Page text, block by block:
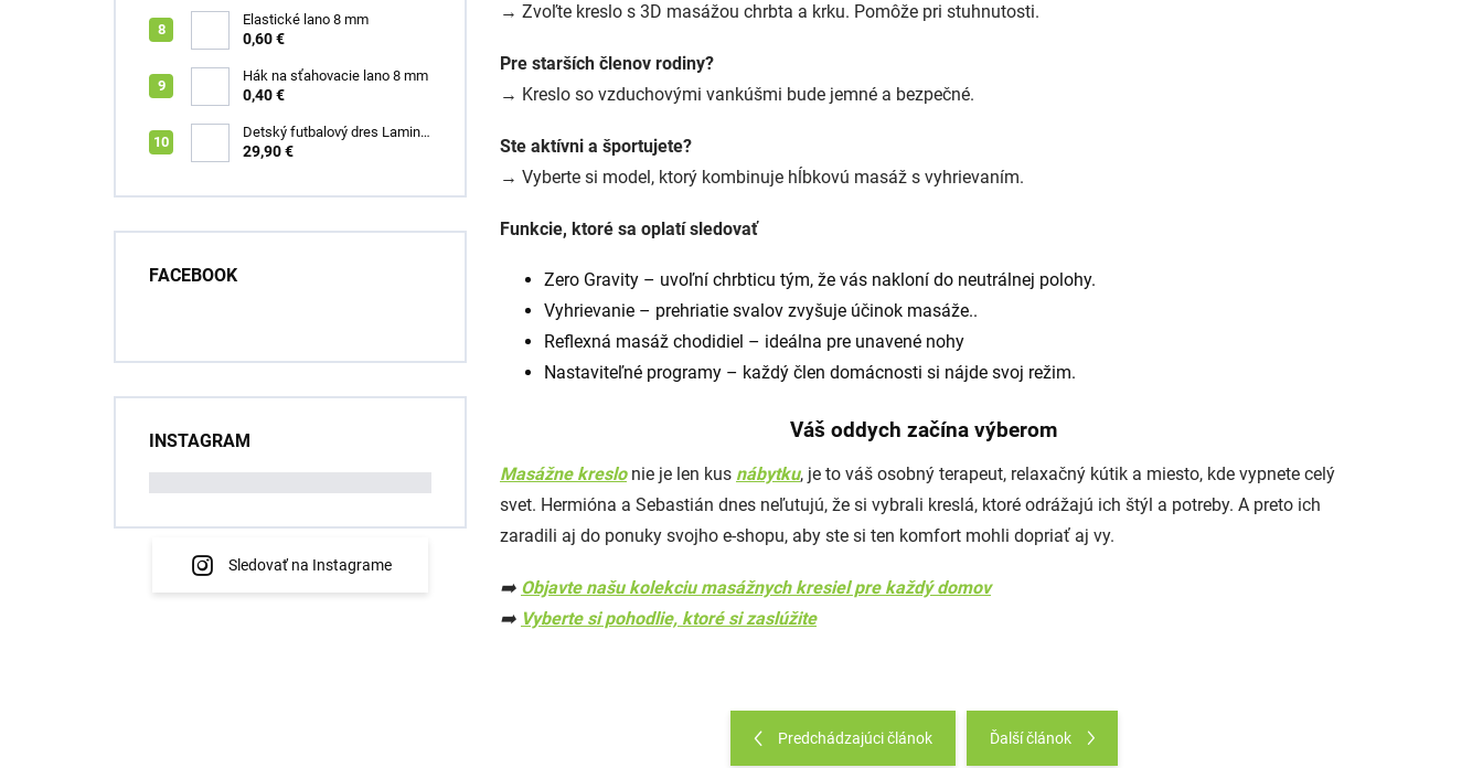
Elastické lano 8 mm
0,60 €
Hák na sťahovacie lano 8 mm
0,40 €
Detský futbalový dres Lamine
Yamal FC Barcelona
29,90 €
FACEBOOK
INSTAGRAM
Sledovať na Instagrame
→ Zvoľte kreslo s 3D masážou chrbta a krku. Pomôže pri stuhnutosti.
Pre starších členov rodiny?
→ Kreslo so vzduchovými vankúšmi bude jemné a bezpečné.
Ste aktívni a športujete?
→ Vyberte si model, ktorý kombinuje hĺbkovú masáž s vyhrievaním.
Funkcie, ktoré sa oplatí sledovať
Zero Gravity – uvoľní chrbticu tým, že vás nakloní do neutrálnej polohy.
Vyhrievanie – prehriatie svalov zvyšuje účinok masáže..
Reflexná masáž chodidiel – ideálna pre unavené nohy
Nastaviteľné programy – každý člen domácnosti si nájde svoj režim.
Váš oddych začína výberom
Masážne kreslonie je len kus nábytku, je to váš osobný terapeut, relaxačný kútik a miesto, kde vypnete celý
svet. Hermióna a Sebastián dnes neľutujú, že si vybrali kreslá, ktoré odrážajú ich štýl a potreby. A preto ich
zaradili aj do ponuky svojho e-shopu, aby ste si ten komfort mohli dopriať aj vy.
➡️ Objavte našu kolekciu masážnych kresiel pre každý domov
➡️ Vyberte si pohodlie, ktoré si zaslúžite
Predchádzajúci článok Ďalší článok